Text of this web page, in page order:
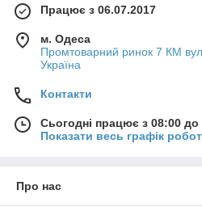
Працює з 06.07.2017
м. Одеса
Промтоварний ринок 7 КМ
Україна
Контакти
Сьогодні працює з 08:00 до
Показати весь графік
Про нас